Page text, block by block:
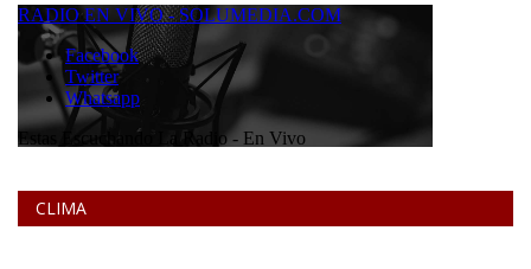
CLIMA